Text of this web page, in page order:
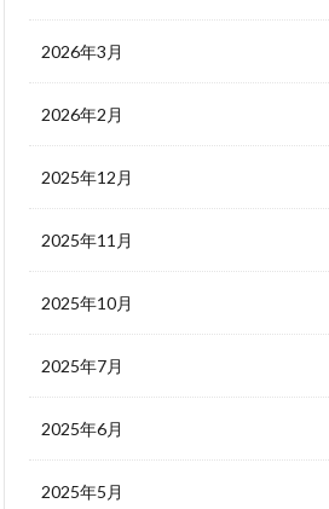
2026年3月
2026年2月
2025年12月
2025年11月
2025年10月
2025年7月
2025年6月
2025年5月